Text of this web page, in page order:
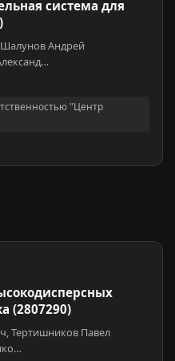
система для
Андрей
"Центр
(2807290)
Тертишников Павел